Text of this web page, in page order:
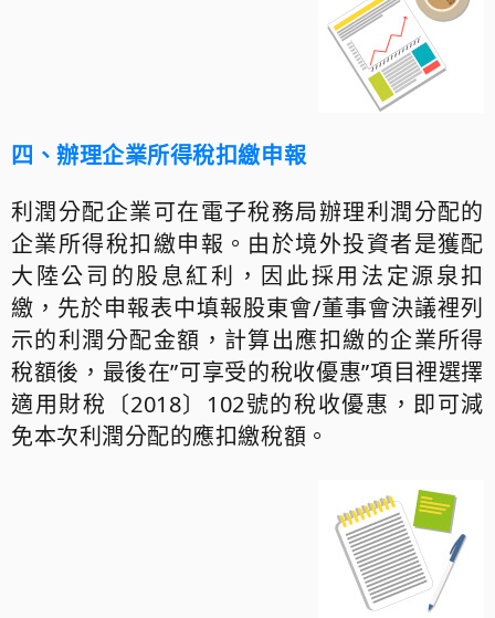
四、辦理企業所得稅扣繳申報
利潤分配企業可在電子稅務局辦理利潤分配的
企業所得稅扣繳申報。由於境外投資者是獲配
大陸公司的股息紅利，因此採用法定源泉扣
繳，先於申報表中填報股東會/董事會決議裡列
示的利潤分配金額，計算出應扣繳的企業所得
稅額後，最後在”可享受的稅收優惠”項目裡選擇
適用財稅〔2018〕102號的稅收優惠，即可減
免本次利潤分配的應扣繳稅額。